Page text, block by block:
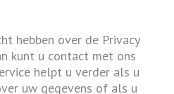
hebben over de Privacy
kunt u contact met ons
helpt u verder als u
uw gegevens of als u